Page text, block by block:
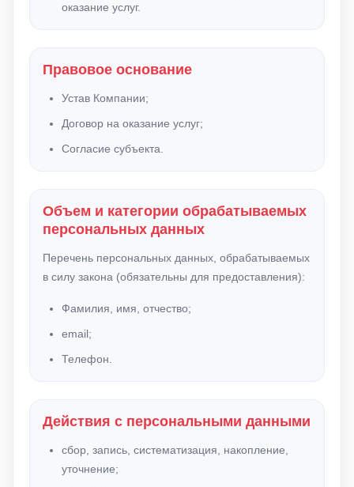
оказание услуг.
Правовое основание
Устав Компании;
Договор на оказание услуг;
Согласие субъекта.
Объем и категории обрабатываемых
персональных данных
Перечень персональных данных, обрабатываемых
в силу закона (обязательны для предоставления):
Фамилия, имя, отчество;
email;
Телефон.
Действия с персональными данными
сбор, запись, систематизация, накопление,
уточнение;